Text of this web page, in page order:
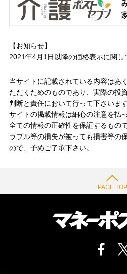
【お知らせ】
2021年4月1日以降の価格表示に関し
当サイトに記載されている内容はあ
ただくためのものであり、実際の投
判断と責任において行って下さいま
サイトの掲載情報は細心の注意を払
全ての情報の正確性を保証するもの
ラブル等の損失が被っても損害等の
ので、予めご了承下さい。
PAGE TOP